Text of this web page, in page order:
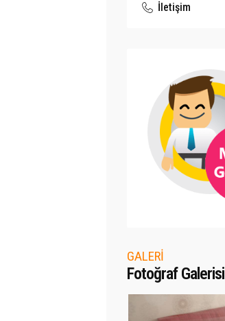
İletişim
GALERİ
Fotoğraf Galerisi